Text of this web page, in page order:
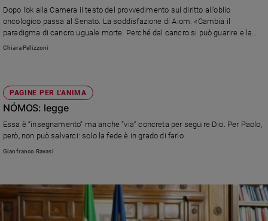
Dopo l’ok alla Camera il testo del provvedimento sul diritto all’oblio
oncologico passa al Senato. La soddisfazione di Aiom: «Cambia il
paradigma di cancro uguale morte. Perché dal cancro si può guarire e la
guarigione si misura in aspettativa di vita»
Chiara Pelizzoni
PAGINE PER L'ANIMA
NÓMOS: legge
Essa è “insegnamento” ma anche “via” concreta per seguire Dio. Per Paolo,
però, non può salvarci: solo la fede è in grado di farlo
Gianfranco Ravasi